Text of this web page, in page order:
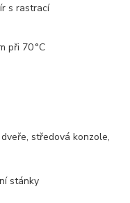
s rastrací
při 70 °C
středová konzole,
stánky